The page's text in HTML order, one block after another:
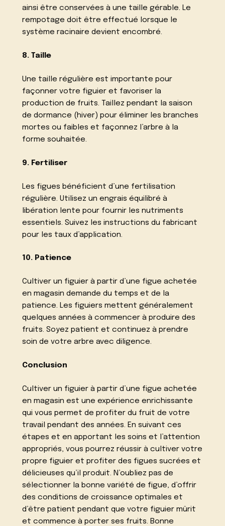
ainsi être conservées à une taille gérable. Le
rempotage doit être effectué lorsque le
système racinaire devient encombré.
8. Taille
Une taille régulière est importante pour
façonner votre figuier et favoriser la
production de fruits. Taillez pendant la saison
de dormance (hiver) pour éliminer les branches
mortes ou faibles et façonnez l’arbre à la
forme souhaitée.
9. Fertiliser
Les figues bénéficient d’une fertilisation
régulière. Utilisez un engrais équilibré à
libération lente pour fournir les nutriments
essentiels. Suivez les instructions du fabricant
pour les taux d’application.
10. Patience
Cultiver un figuier à partir d’une figue achetée
en magasin demande du temps et de la
patience. Les figuiers mettent généralement
quelques années à commencer à produire des
fruits. Soyez patient et continuez à prendre
soin de votre arbre avec diligence.
Conclusion
Cultiver un figuier à partir d’une figue achetée
en magasin est une expérience enrichissante
qui vous permet de profiter du fruit de votre
travail pendant des années. En suivant ces
étapes et en apportant les soins et l’attention
appropriés, vous pourrez réussir à cultiver votre
propre figuier et profiter des figues sucrées et
délicieuses qu’il produit. N’oubliez pas de
sélectionner la bonne variété de figue, d’offrir
des conditions de croissance optimales et
d’être patient pendant que votre figuier mûrit
et commence à porter ses fruits. Bonne